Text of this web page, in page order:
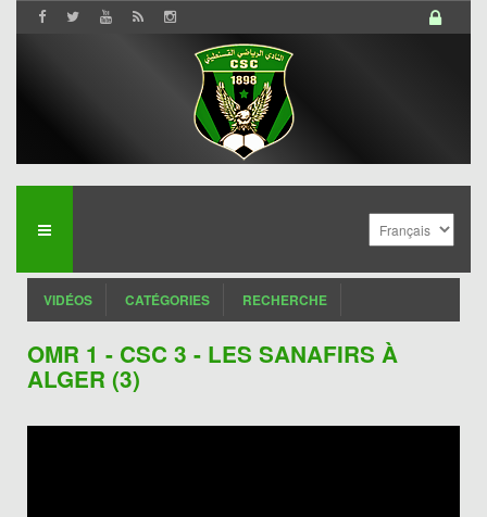
VIDÉOS CATÉGORIES RECHERCHE
OMR 1 - CSC 3 - LES SANAFIRS À
ALGER (3)